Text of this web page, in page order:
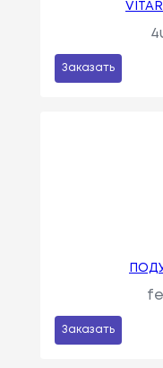
Заказать
Заказать